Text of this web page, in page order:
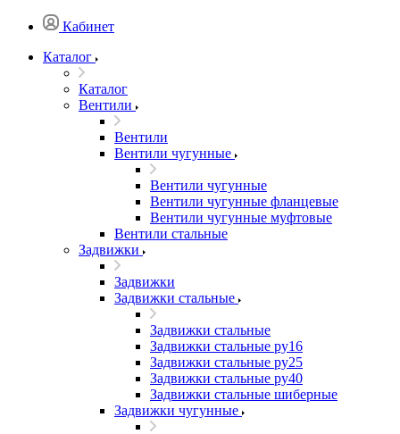
Кабинет
Каталог
Каталог
Вентили
Вентили
Вентили чугунные
Вентили чугунные
Вентили чугунные фланцевые
Вентили чугунные муфтовые
Вентили стальные
Задвижки
Задвижки
Задвижки стальные
Задвижки стальные
Задвижки стальные ру16
Задвижки стальные ру25
Задвижки стальные ру40
Задвижки стальные шиберные
Задвижки чугунные